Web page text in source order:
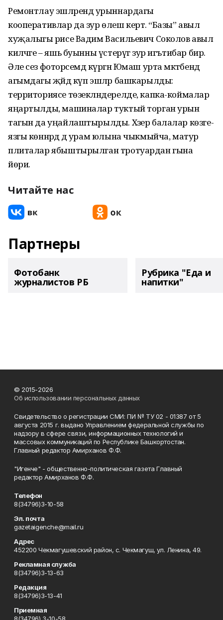
Ремонтлау эшләрендә урыннардагы
кооперативлар да зур өлеш кертә. “Базы” авыл
хуҗалыгы рәисе Вадим Васильевич Соколов авыл
киләчәге – яшь буынны үстерүгә зур игътибар бирә.
Әле сез фоторәсемдә күргән Юмаш урта мәктәбендә
агымдагы җәйдә күп эшләр башкарылды:
территориясе төзекләндерелде, капка-коймалар
яңартылды, машиналар туктый торган урын
тагын да уңайлаштырылды. Хәзер балалар көзге-
язгы көннәрдә дә урам юлына чыкмыйча, матур
плиталар ябыштырылган тротуардан гына
йөри.
Читайте нас
Партнеры
Фотобанк
журналистов РБ
Рубрика "Еда и
напитки"
© 2015-2026
Об использовании персональных данных
Свидетельство о регистрации СМИ: ПИ № ТУ 02 - 01387 от 5
августа 2015 г. выдано Управлением федеральной службы по
надзору в сфере связи, информационных технологий и
массовых коммуникаций по Республике Башкортостан.
Главный редактор Амирханов Ф.Ф.
"Игенче" - общественно-политическая газета Главный
редактор Амирханов Ф.Ф.
Телефон
8(34796)3-10-58
Эл. почта
gazetaigenche@mail.ru
Адрес
452200 Чекмагушевский район, с. Чекмагуш, ул. Ленина, 49.
Рекламная служба
8(34796)3-13-63
Редакция
8(34796)3-13-41
Приемная
8(34796) 3-10-58